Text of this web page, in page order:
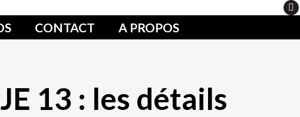
CONTACT A PROPOS
13 : les détails